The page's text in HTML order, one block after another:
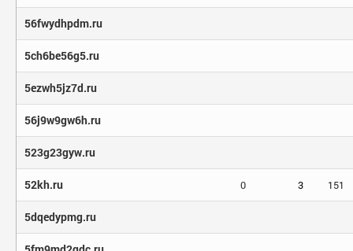
56fwydhpdm.ru
5ch6be56g5.ru
5ezwh5jz7d.ru
56j9w9gw6h.ru
523g23gyw.ru
52kh.ru 0 3 151
5dqedypmg.ru